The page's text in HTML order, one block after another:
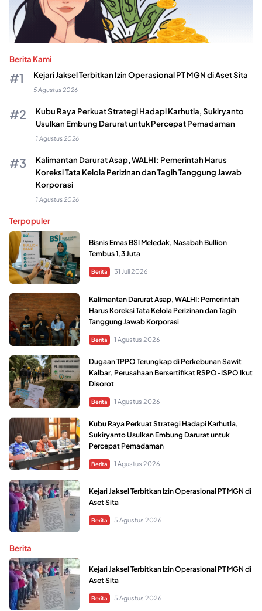
Berita Kami
Kejari Jaksel Terbitkan Izin Operasional PT MGN di Aset Sita
5 Agustus 2026
Kubu Raya Perkuat Strategi Hadapi Karhutla, Sukiryanto
Usulkan Embung Darurat untuk Percepat Pemadaman
1 Agustus 2026
Kalimantan Darurat Asap, WALHI: Pemerintah Harus
Koreksi Tata Kelola Perizinan dan Tagih Tanggung Jawab
Korporasi
1 Agustus 2026
Terpopuler
Bisnis Emas BSI Meledak, Nasabah Bullion
Tembus 1,3 Juta
Berita 31 Juli 2026
Kalimantan Darurat Asap, WALHI: Pemerintah
Harus Koreksi Tata Kelola Perizinan dan Tagih
Tanggung Jawab Korporasi
Berita 1 Agustus 2026
Dugaan TPPO Terungkap di Perkebunan Sawit
Kalbar, Perusahaan Bersertifikat RSPO-ISPO Ikut
Disorot
Berita 1 Agustus 2026
Kubu Raya Perkuat Strategi Hadapi Karhutla,
Sukiryanto Usulkan Embung Darurat untuk
Percepat Pemadaman
Berita 1 Agustus 2026
Kejari Jaksel Terbitkan Izin Operasional PT MGN di
Aset Sita
Berita 5 Agustus 2026
Berita
Kejari Jaksel Terbitkan Izin Operasional PT MGN di
Aset Sita
Berita 5 Agustus 2026